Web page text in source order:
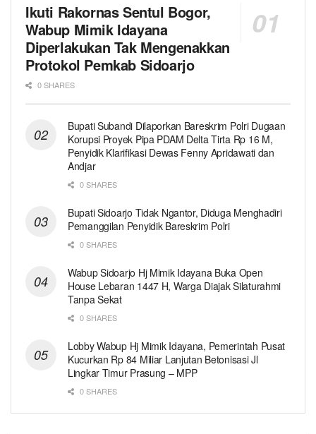
Ikuti Rakornas Sentul Bogor,
Wabup Mimik Idayana
Diperlakukan Tak Mengenakkan
Protokol Pemkab Sidoarjo
0 SHARES
Bupati Subandi Dilaporkan Bareskrim Polri Dugaan
Korupsi Proyek Pipa PDAM Delta Tirta Rp 16 M,
Penyidik Klarifikasi Dewas Fenny Apridawati dan
Andjar
0 SHARES
Bupati Sidoarjo Tidak Ngantor, Diduga Menghadiri
Pemanggilan Penyidik Bareskrim Polri
0 SHARES
Wabup Sidoarjo Hj Mimik Idayana Buka Open
House Lebaran 1447 H, Warga Diajak Silaturahmi
Tanpa Sekat
0 SHARES
Lobby Wabup Hj Mimik Idayana, Pemerintah Pusat
Kucurkan Rp 84 Miliar Lanjutan Betonisasi Jl
Lingkar Timur Prasung – MPP
0 SHARES